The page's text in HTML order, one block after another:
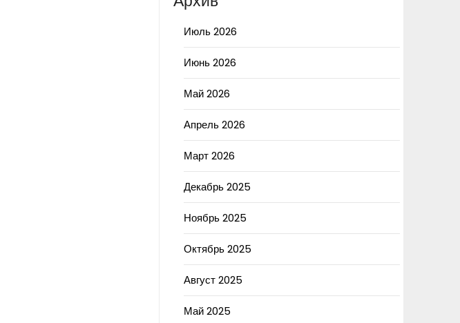
Июль 2026
Июнь 2026
Май 2026
Апрель 2026
Март 2026
Декабрь 2025
Ноябрь 2025
Октябрь 2025
Август 2025
Май 2025